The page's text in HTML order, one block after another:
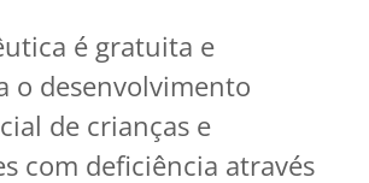
é gratuita e
o desenvolvimento
de crianças e
com deficiência através